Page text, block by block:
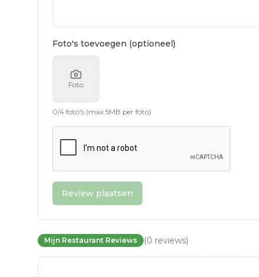
Foto's toevoegen (optioneel)
Foto
0/4 foto's (max 5MB per foto)
Review plaatsen
Mijn Restaurant Reviews (0 reviews)